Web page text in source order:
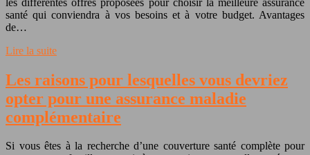
santé qui conviendra à vos besoins et à votre budget. Avantages
de…
Lire la suite
Les raisons pour lesquelles vous devriez
opter pour une assurance maladie
complémentaire
Si vous êtes à la recherche d’une couverture santé complète pour